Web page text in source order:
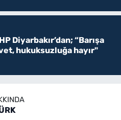
Diyarbakır’dan; “Barışa
hukuksuzluğa hayır"